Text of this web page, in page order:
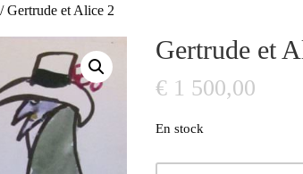
/ Gertrude et Alice 2
Gertrude et
€ 1 500,00
En stock